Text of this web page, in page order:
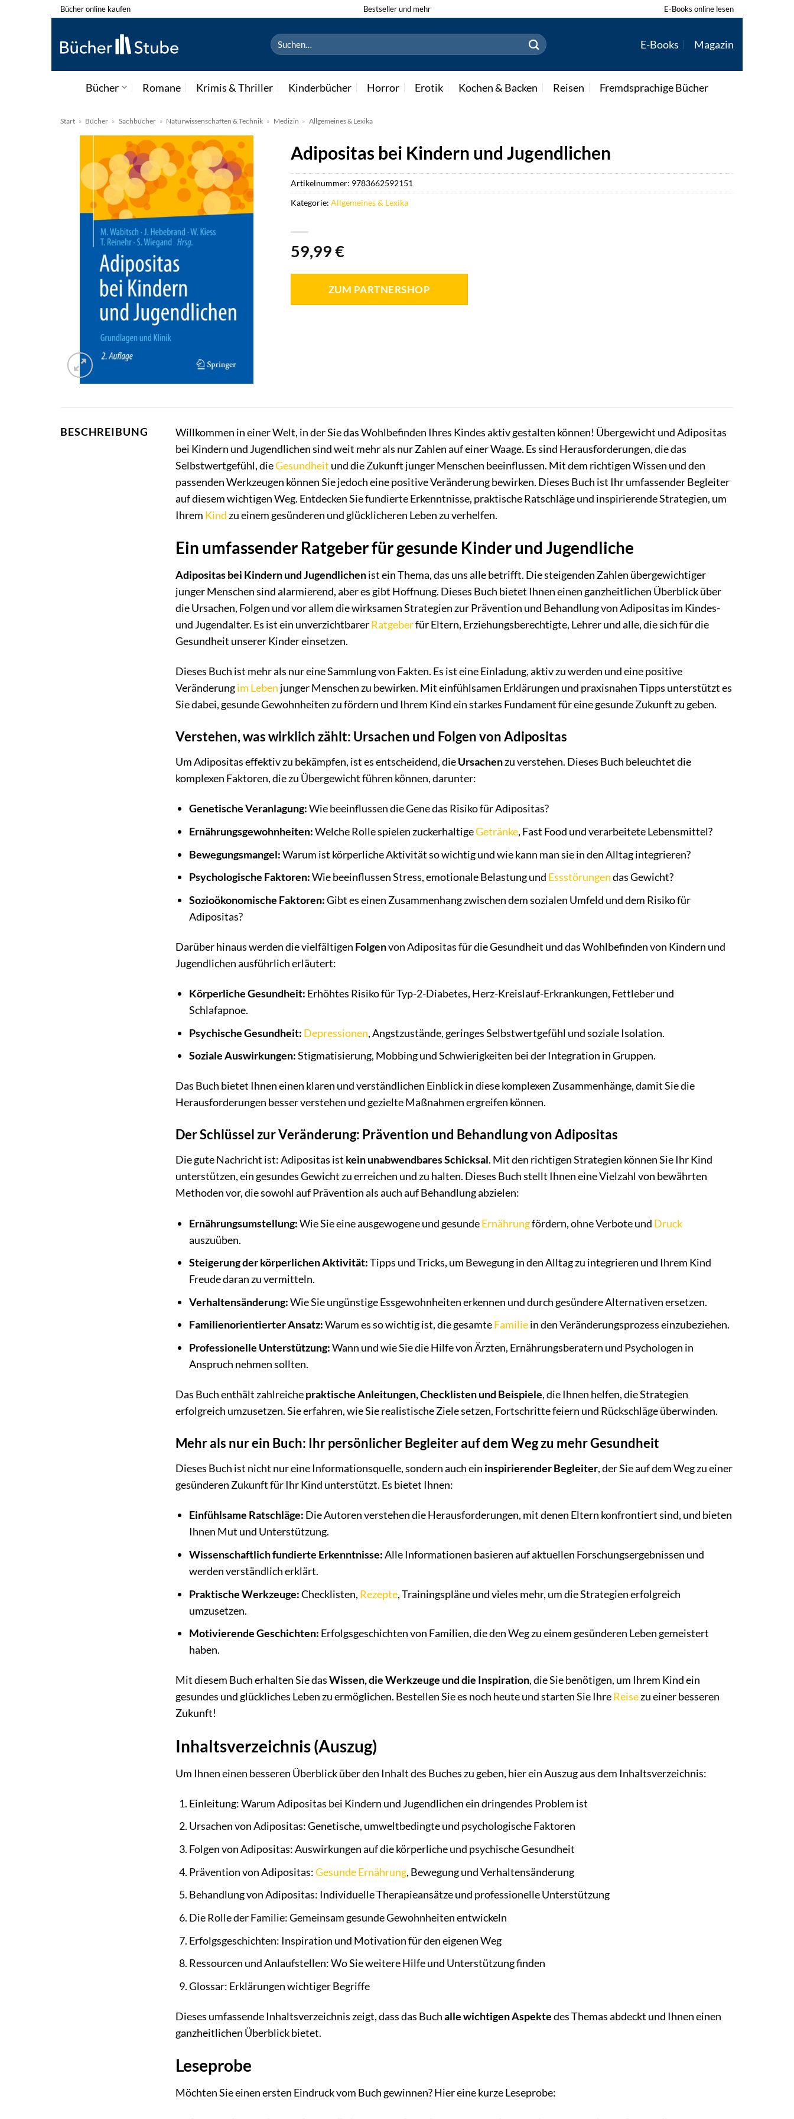
Zum
springen
Bücher online kaufen Bestseller und mehr E-Books online lesen
Suchen
nach:
E-Books Magazin
Bücher Romane Krimis & Thriller Kinderbücher Horror Erotik Kochen & Backen Reisen Fremdsprachige Bücher
Start » Bücher » Sachbücher » Naturwissenschaften & Technik » Medizin » Allgemeines & Lexika
Adipositas bei Kindern und Jugendlichen
59,99€
ZUM PARTNERSHOP
Artikelnummer: 9783662592151
Kategorie: Allgemeines & Lexika
BESCHREIBUNG
Willkommen in einer Welt, in der Sie das Wohlbefinden Ihres Kindes aktiv gestalten können! Übergewicht und Adipositas
bei Kindern und Jugendlichen sind weit mehr als nur Zahlen auf einer Waage. Es sind Herausforderungen, die das
Selbstwertgefühl, dieGesundheit und die Zukunft junger Menschen beeinflussen. Mit dem richtigen Wissen und den
passenden Werkzeugen können Sie jedoch eine positive Veränderung bewirken. Dieses Buch ist Ihr umfassender Begleiter
auf diesem wichtigen Weg. Entdecken Sie fundierte Erkenntnisse, praktische Ratschläge und inspirierende Strategien, um
Ihrem Kindzu einem gesünderen und glücklicheren Leben zu verhelfen.
Ein umfassender Ratgeber für gesunde Kinder und Jugendliche
Adipositas bei Kindern und Jugendlichenist ein Thema, das uns alle betrifft. Die steigenden Zahlen übergewichtiger
junger Menschen sind alarmierend, aber es gibt Hoffnung. Dieses Buch bietet Ihnen einen ganzheitlichen Überblick über
die Ursachen, Folgen und vor allem die wirksamen Strategien zur Prävention und Behandlung von Adipositas im Kindes-
und Jugendalter. Es ist ein unverzichtbarerRatgeberfür Eltern, Erziehungsberechtigte, Lehrer und alle, die sich für die
Gesundheit unserer Kinder einsetzen.
Dieses Buch ist mehr als nur eine Sammlung von Fakten. Es ist eine Einladung, aktiv zu werden und eine positive
Veränderungim Leben junger Menschen zu bewirken. Mit einfühlsamen Erklärungen und praxisnahen Tipps unterstützt es
Sie dabei, gesunde Gewohnheiten zu fördern und Ihrem Kind ein starkes Fundament für eine gesunde Zukunft zu geben.
Verstehen, was wirklich zählt: Ursachen und Folgen von Adipositas
Um Adipositas effektiv zu bekämpfen, ist es entscheidend, dieUrsachenzu verstehen. Dieses Buch beleuchtet die
komplexen Faktoren, die zu Übergewicht führen können, darunter:
Genetische Veranlagung:Wie beeinflussen die Gene das Risiko für Adipositas?
Ernährungsgewohnheiten:Welche Rolle spielen zuckerhaltigeGetränke, Fast Food und verarbeitete Lebensmittel?
Bewegungsmangel:Warum ist körperliche Aktivität so wichtig und wie kann man sie in den Alltag integrieren?
Psychologische Faktoren:Wie beeinflussen Stress, emotionale Belastung und Essstörungendas Gewicht?
Sozioökonomische Faktoren:Gibt es einen Zusammenhang zwischen dem sozialen Umfeld und dem Risiko für
Adipositas?
Darüber hinaus werden die vielfältigen Folgenvon Adipositas für die Gesundheit und das Wohlbefinden von Kindern und
Jugendlichen ausführlich erläutert:
Körperliche Gesundheit: Erhöhtes Risiko für Typ-2-Diabetes, Herz-Kreislauf-Erkrankungen, Fettleber und
Schlafapnoe.
Psychische Gesundheit: Depressionen, Angstzustände, geringes Selbstwertgefühl und soziale Isolation.
Soziale Auswirkungen:Stigmatisierung, Mobbing und Schwierigkeiten bei der Integration in Gruppen.
Das Buch bietet Ihnen einen klaren und verständlichen Einblick in diese komplexen Zusammenhänge, damit Sie die
Herausforderungen besser verstehen und gezielte Maßnahmen ergreifen können.
Der Schlüssel zur Veränderung: Prävention und Behandlung von Adipositas
Die gute Nachricht ist: Adipositas ist kein unabwendbares Schicksal. Mit den richtigen Strategien können Sie Ihr Kind
unterstützen, ein gesundes Gewicht zu erreichen und zu halten. Dieses Buch stellt Ihnen eine Vielzahl von bewährten
Methoden vor, die sowohl auf Prävention als auch auf Behandlung abzielen:
Ernährungsumstellung:Wie Sie eine ausgewogene und gesundeErnährungfördern, ohne Verbote und Druck
auszuüben.
Steigerung der körperlichen Aktivität:Tipps und Tricks, um Bewegung in den Alltag zu integrieren und Ihrem Kind
Freude daran zu vermitteln.
Verhaltensänderung:Wie Sie ungünstige Essgewohnheiten erkennen und durch gesündere Alternativen ersetzen.
Familienorientierter Ansatz:Warum es so wichtig ist, die gesamteFamiliein den Veränderungsprozess einzubeziehen.
Professionelle Unterstützung:Wann und wie Sie die Hilfe von Ärzten, Ernährungsberatern und Psychologen in
Anspruch nehmen sollten.
Das Buch enthält zahlreichepraktische Anleitungen, Checklisten und Beispiele, die Ihnen helfen, die Strategien
erfolgreich umzusetzen. Sie erfahren, wie Sie realistische Ziele setzen, Fortschritte feiern und Rückschläge überwinden.
Mehr als nur ein Buch: Ihr persönlicher Begleiter auf dem Weg zu mehr Gesundheit
Dieses Buch ist nicht nur eine Informationsquelle, sondern auch ein inspirierender Begleiter, der Sie auf dem Weg zu einer
gesünderen Zukunft für Ihr Kind unterstützt. Es bietet Ihnen:
Einfühlsame Ratschläge: Die Autoren verstehen die Herausforderungen, mit denen Eltern konfrontiert sind, und bieten
Ihnen Mut und Unterstützung.
Wissenschaftlich fundierte Erkenntnisse:Alle Informationen basieren auf aktuellen Forschungsergebnissen und
werden verständlich erklärt.
Praktische Werkzeuge:Checklisten, Rezepte, Trainingspläne und vieles mehr, um die Strategien erfolgreich
umzusetzen.
Motivierende Geschichten: Erfolgsgeschichten von Familien, die den Weg zu einem gesünderen Leben gemeistert
haben.
Mit diesem Buch erhalten Sie dasWissen, die Werkzeuge und die Inspiration, die Sie benötigen, um Ihrem Kind ein
gesundes und glückliches Leben zu ermöglichen. Bestellen Sie es noch heute und starten Sie IhreReisezu einer besseren
Zukunft!
Inhaltsverzeichnis (Auszug)
Um Ihnen einen besseren Überblick über den Inhalt des Buches zu geben, hier ein Auszug aus dem Inhaltsverzeichnis:
Einleitung: Warum Adipositas bei Kindern und Jugendlichen ein dringendes Problem ist
Ursachen von Adipositas: Genetische, umweltbedingte und psychologische Faktoren
Folgen von Adipositas: Auswirkungen auf die körperliche und psychische Gesundheit
Prävention von Adipositas:Gesunde Ernährung, Bewegung und Verhaltensänderung
Behandlung von Adipositas: Individuelle Therapieansätze und professionelle Unterstützung
Die Rolle der Familie: Gemeinsam gesunde Gewohnheiten entwickeln
Erfolgsgeschichten: Inspiration und Motivation für den eigenen Weg
Ressourcen und Anlaufstellen: Wo Sie weitere Hilfe und Unterstützung finden
Glossar: Erklärungen wichtiger Begriffe
Dieses umfassende Inhaltsverzeichnis zeigt, dass das Buchalle wichtigen Aspektedes Themas abdeckt und Ihnen einen
ganzheitlichen Überblick bietet.
Leseprobe
Möchten Sie einen ersten Eindruck vom Buch gewinnen? Hier eine kurze Leseprobe: